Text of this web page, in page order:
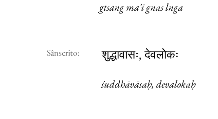
gtsang ma'i gnas lnga
Sânscrito: शुद्धावासः, देवलोकः
śuddhāvāsaḥ, devalokaḥ